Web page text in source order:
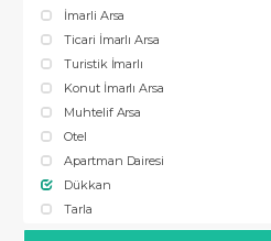
İmarli Arsa
Ticari İmarlı Arsa
Turistik İmarlı
Konut İmarlı Arsa
Muhtelif Arsa
Otel
Apartman Dairesi
Dükkan
Tarla